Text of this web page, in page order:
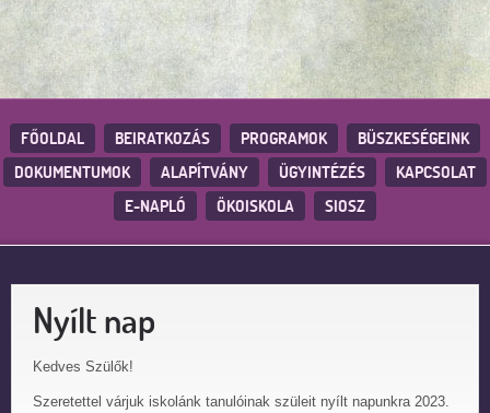
FŐOLDAL BEIRATKOZÁS PROGRAMOK
BÜSZKESÉGEINK
DOKUMENTUMOK
ALAPÍTVÁNY ÜGYINTÉZÉS
KAPCSOLAT
E-NAPLÓ
ÖKOISKOLA SIOSZ
Nyílt nap
Kedves Szülők!
Szeretettel várjuk iskolánk tanulóinak szüleit nyílt napunkra 2023.